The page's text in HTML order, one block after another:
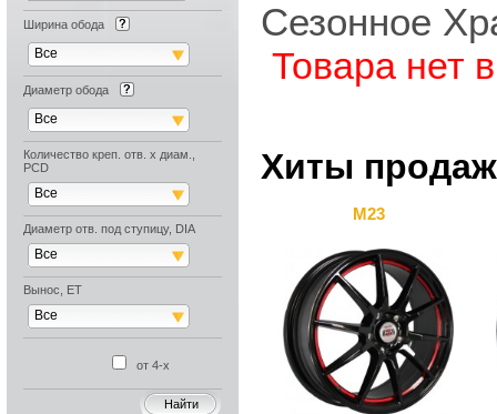
Ширина обода
Все
Диаметр обода
Все
Количество креп. отв. х диам.,
PCD
Все
Диаметр отв. под ступицу, DIA
Все
Вынос, ET
Все
от 4-х
Сезонное
Товара нет
Хиты продаж
M23